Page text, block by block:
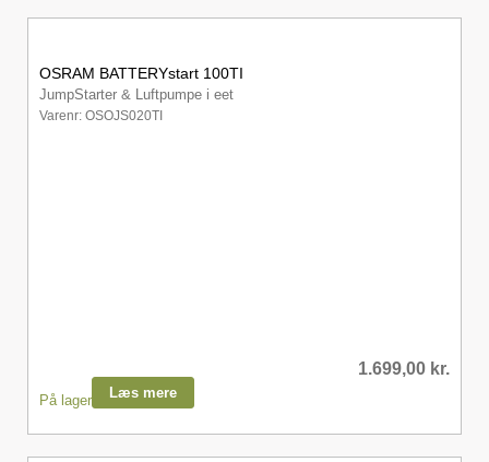
OSRAM BATTERYstart 100TI
JumpStarter & Luftpumpe i eet
Varenr: OSOJS020TI
1.699,00 kr.
På lager Læs mere